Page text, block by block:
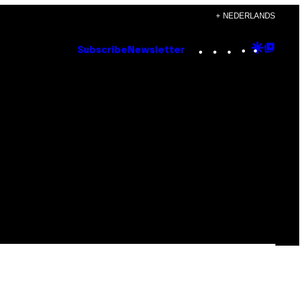
+ NEDERLANDS
Subscribe Newsletter Instagram
TikTok
YouTube
Google